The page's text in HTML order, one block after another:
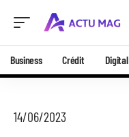
Business Crédit Digital
14/06/2023